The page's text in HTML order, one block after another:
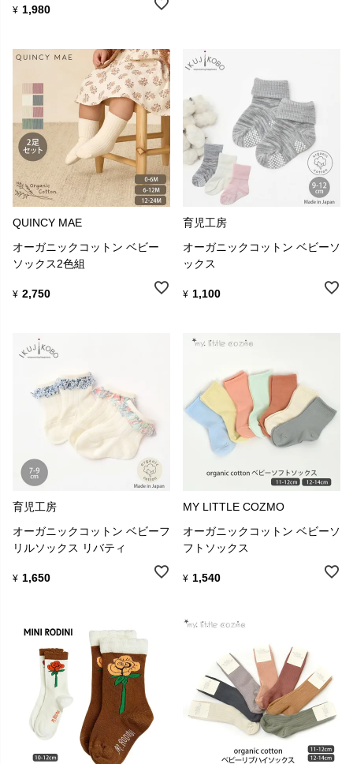
¥ 1,980
QUINCY MAE
オーガニックコットン ベビー
ソックス2色組
¥ 2,750
育児工房
オーガニックコットン ベビーソ
ックス
¥ 1,100
育児工房
オーガニックコットン ベビーフ
リルソックス リバティ
¥ 1,650
MY LITTLE COZMO
オーガニックコットン ベビーソ
フトソックス
¥ 1,540